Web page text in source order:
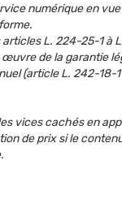
numérique en
L. 224-25-1 à
de la garantie
(article L. 242-18-
vices cachés en
de prix si le